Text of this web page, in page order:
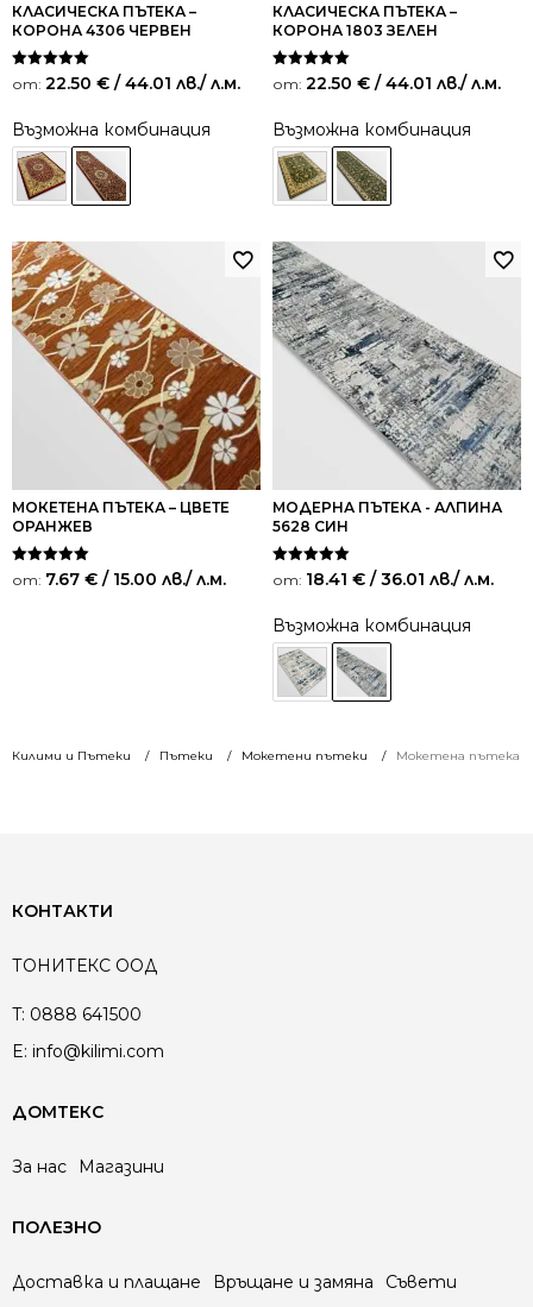
Килими и Пътеки Пътеки Мокетени пътеки Мокетена пътека –
КЛАСИЧЕСКА ПЪТЕКА –
КОРОНА 4306 ЧЕРВЕН
Оценено на
5.00
от: 22.50 € / 44.01 лв./ л.м.
Възможна комбинация
КЛАСИЧЕСКА ПЪТЕКА –
КОРОНА 1803 ЗЕЛЕН
Оценено на
5.00
от: 22.50 € / 44.01 лв./ л.м.
Възможна комбинация
МОКЕТЕНА ПЪТЕКА – ЦВЕТЕ
ОРАНЖЕВ
Оценено на
5.00
от: 7.67 € / 15.00 лв./ л.м.
МОДЕРНА ПЪТЕКА - АЛПИНА
5628 СИН
Оценено на
5.00
от: 18.41 € / 36.01 лв./ л.м.
Възможна комбинация
КОНТАКТИ
ТОНИТЕКС ООД
T: 0888 641500
E: info@kilimi.com
ДОМТЕКС
За нас Магазини
ПОЛЕЗНО
Доставка и плащане Връщане и замяна Съвети